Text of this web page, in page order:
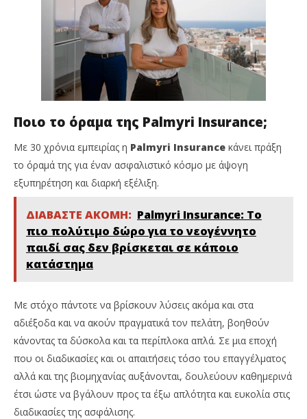
Ποιο το όραμα της Palmyri Insurance;
Με 30 χρόνια εμπειρίας η Palmyri Insurance κάνει πράξη
το όραμά της για έναν ασφαλιστικό κόσμο με άψογη
εξυπηρέτηση και διαρκή εξέλιξη.
ΔΙΑΒΑΣΤΕ ΑΚΟΜΗ: Palmyri Insurance: Το
πιο πολύτιμο δώρο για το νεογέννητο
παιδί σας δεν βρίσκεται σε κάποιο
κατάστημα
Με στόχο πάντοτε να βρίσκουν λύσεις ακόμα και στα
αδιέξοδα και να ακούν πραγματικά τον πελάτη, βοηθούν
κάνοντας τα δύσκολα και τα περίπλοκα απλά. Σε μια εποχή
που οι διαδικασίες και οι απαιτήσεις τόσο του επαγγέλματος
αλλά και της βιομηχανίας αυξάνονται, δουλεύουν καθημερινά
έτσι ώστε να βγάλουν προς τα έξω απλότητα και ευκολία στις
διαδικασίες της ασφάλισης.